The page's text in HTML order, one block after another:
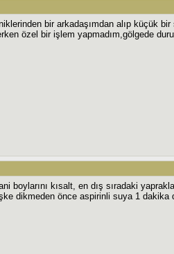
bir arkadaşımdan alıp küçük
özel bir işlem yapmadım,gölgede
boylarını kısalt, en dış sıradaki
dikmeden önce aspirinli suya 1